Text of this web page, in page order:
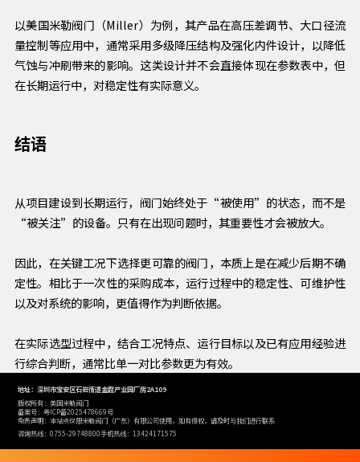
以美国米勒阀门（Miller）为例，其产品在高压差调节、大口径流
量控制等应用中，通常采用多级降压结构及强化内件设计，以降低
气蚀与冲刷带来的影响。这类设计并不会直接体现在参数表中，但
在长期运行中，对稳定性有实际意义。
结语
从项目建设到长期运行，阀门始终处于“被使用”的状态，而不是
“被关注”的设备。只有在出现问题时，其重要性才会被放大。
因此，在关键工况下选择更可靠的阀门，本质上是在减少后期不确
定性。相比于一次性的采购成本，运行过程中的稳定性、可维护性
以及对系统的影响，更值得作为判断依据。
在实际选型过程中，结合工况特点、运行目标以及已有应用经验进
行综合判断，通常比单一对比参数更为有效。
地址：深圳市宝安区石岩街道金霆产业园厂房2A109
版权所有：美国米勒阀门
备案号：粤ICP备2025478669号
免责声明：本站点仅限米勒阀门（广东）有限公司使用，如有侵权，请及时与我们进行联系
咨询热线：0755-29748800手机热线：13424171575